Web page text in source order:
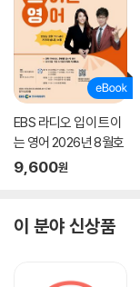
EBS 라디오 입이 트이
는 영어 2026년 8월호
9,600원
이 분야 신상품